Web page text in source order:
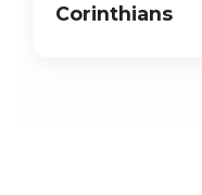
Corinthians